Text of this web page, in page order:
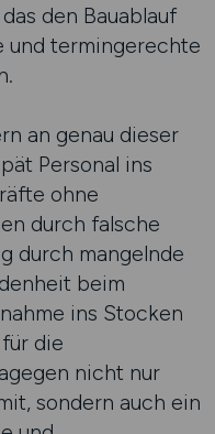
den Bauablauf
und termingerechte
an genau dieser
Personal ins
ohne
durch falsche
durch mangelnde
beim
ins Stocken
die
nicht nur
sondern auch ein